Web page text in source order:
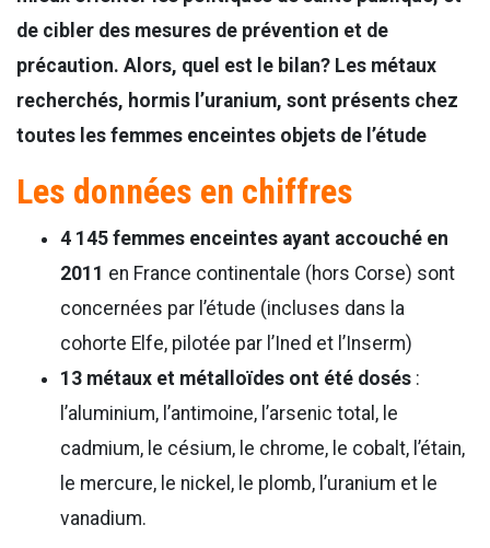
de cibler des mesures de prévention et de
précaution. Alors, quel est le bilan? Les métaux
recherchés, hormis l’uranium, sont présents chez
toutes les femmes enceintes objets de l’étude
Les données en chiffres
4 145 femmes enceintes ayant accouché en
2011 en France continentale (hors Corse) sont
concernées par l’étude (incluses dans la
cohorte Elfe, pilotée par l’Ined et l’Inserm)
13 métaux et métalloïdes ont été dosés :
l’aluminium, l’antimoine, l’arsenic total, le
cadmium, le césium, le chrome, le cobalt, l’étain,
le mercure, le nickel, le plomb, l’uranium et le
vanadium.